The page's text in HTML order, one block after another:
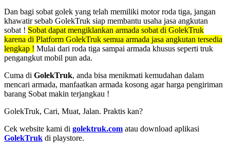
Dan bagi sobat golek yang telah memiliki motor roda tiga, jangan
khawatir sebab GolekTruk siap membantu usaha jasa angkutan
sobat ! Sobat dapat mengiklankan armada sobat di GolekTruk
karena di Platform GolekTruk semua armada jasa angkutan tersedia
lengkap ! Mulai dari roda tiga sampai armada khusus seperti truk
pengangkut mobil pun ada.
Cuma di GolekTruk, anda bisa menikmati kemudahan dalam
mencari armada, manfaatkan armada kosong agar harga pengiriman
barang Sobat makin terjangkau !
GolekTruk, Cari, Muat, Jalan. Praktis kan?
Cek website kami di golektruk.com atau download aplikasi
GolekTruk di playstore.